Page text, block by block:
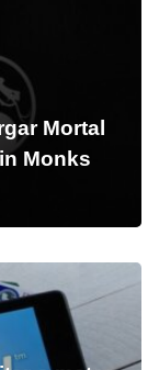
Mortal
Monks